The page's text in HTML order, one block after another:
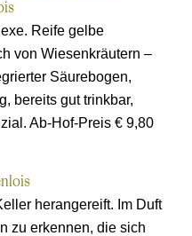
Reife gelbe
von Wiesenkräutern –
Säurebogen,
bereits gut trinkbar,
Ab-Hof-Preis € 9,80
herangereift. Im Duft
zu erkennen, die sich